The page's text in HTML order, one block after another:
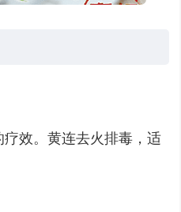
效。黄连去火排毒，适